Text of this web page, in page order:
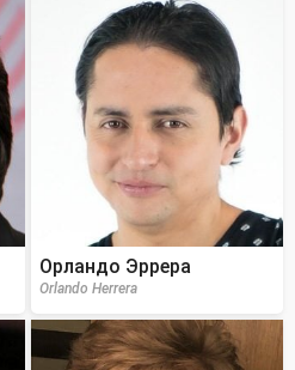
Орландо Эррера
Orlando Herrera